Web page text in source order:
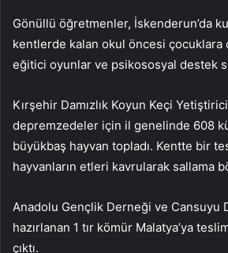
Gönüllü öğretmenler, İskenderun’da
kentlerde kalan okul öncesi
eğitici oyunlar ve psikososyal destek
Kırşehir Damızlık Koyun Keçi
depremzedeler için il genelinde 608
büyükbaş hayvan topladı. Kentte bir
hayvanların etleri kavrularak sallama
Anadolu Gençlik Derneği ve Cansuyu
hazırlanan 1 tır kömür Malatya’ya
çıktı.